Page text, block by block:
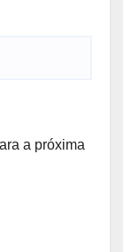
a próxima